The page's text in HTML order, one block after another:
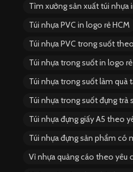
Tìm xưởng sản xuất túi nhựa
Túi nhựa PVC in logo rẻ HCM
Túi nhựa PVC trong suốt
Túi nhựa trong suốt in logo rẻ
Túi nhựa trong suốt làm quà
Túi nhựa trong suốt đựng trà
Túi nhựa đựng giấy A5 theo
Túi nhựa đựng sản phẩm có
Vỉ nhựa quảng cáo theo yêu